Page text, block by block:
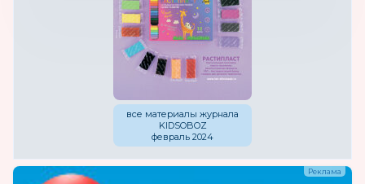
все материалы журнала
KIDSOBOZ
февраль 2024